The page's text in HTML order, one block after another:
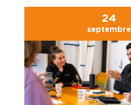
24
septembre